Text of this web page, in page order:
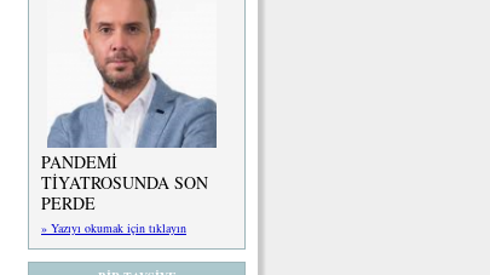
PANDEMİ
TİYATROSUNDA SON
PERDE
» Yazıyı okumak için tıklayın